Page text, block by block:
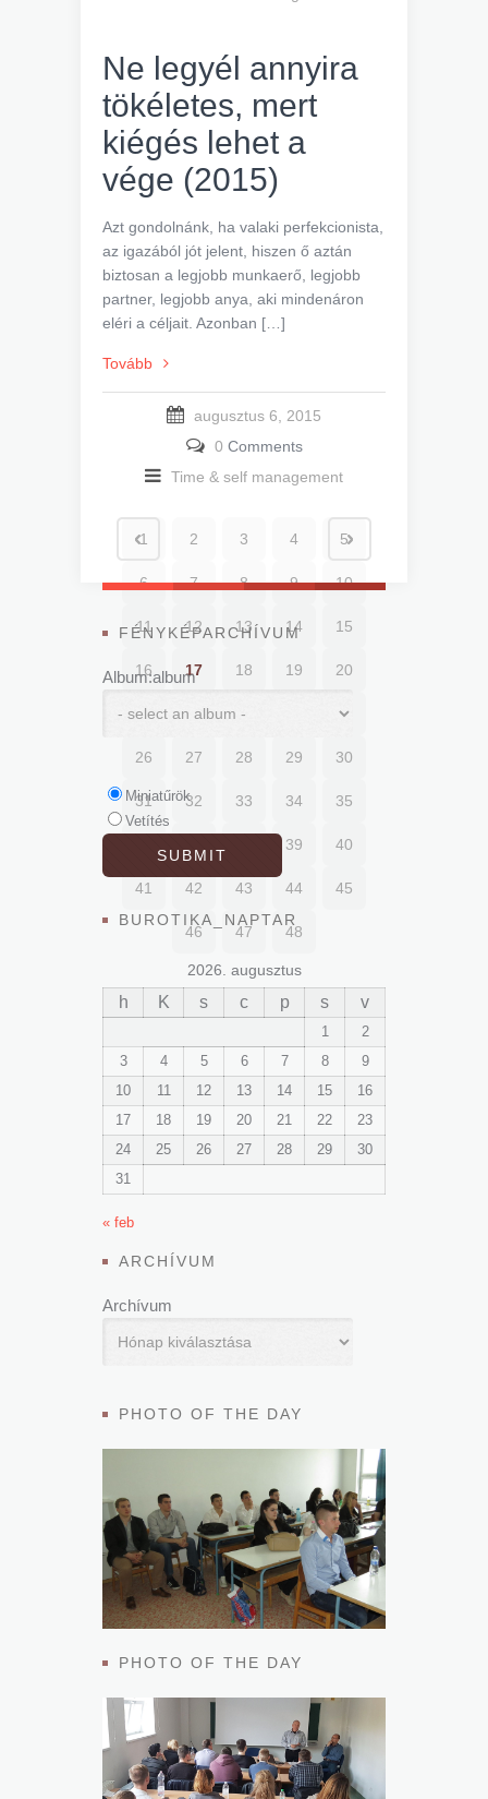
Ne legyél annyira
tökéletes, mert
kiégés lehet a
vége (2015)
Azt gondolnánk, ha valaki perfekcionista,
az igazából jót jelent, hiszen ő aztán
biztosan a legjobb munkaerő, legjobb
partner, legjobb anya, aki mindenáron
eléri a céljait. Azonban […]
Tovább
augusztus 6, 2015
0 Comments
Time & self management
1 2 3 4 5
6 7 8 9 10
11 12 13 14 15
16 17 18 19 20
21 22 23 25
26 27 28 29 30
31 32 33 34 35
39 40
41 42 43 44 45
46 47 48
FÉNYKÉPARCHÍVUM
Album:album
Miniatűrök
Vetítés
BUROTIKA_NAPTAR
2026. augusztus
h K s c p s v
1
2
3
4 5 6 7 8
9
10
11 12 13 14 15
16
17
18 19 20 21 22
23
24
25 26 27 28 29
30
31
« feb
ARCHÍVUM
Archívum
PHOTO OF THE DAY
PHOTO OF THE DAY